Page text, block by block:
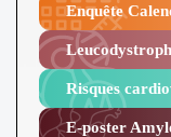
Enquête
Risques
E-poster